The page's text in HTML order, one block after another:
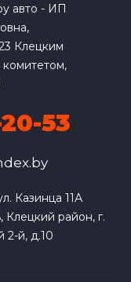
авто - ИП
Клецким
53
Казинца 11А
район, г.
2-й, д.10